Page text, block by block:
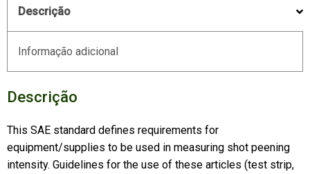
Descrição
Informação adicional
Descrição
This SAE standard defines requirements for
equipment/supplies to be used in measuring shot peening
intensity. Guidelines for the use of these articles (test strip,